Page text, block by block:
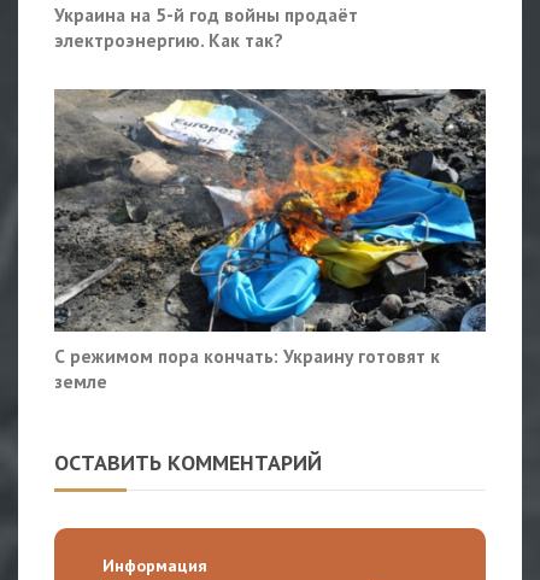
Украина на 5-й год войны продаёт
электроэнергию. Как так?
С режимом пора кончать: Украину готовят к
земле
ОСТАВИТЬ КОММЕНТАРИЙ
Информация